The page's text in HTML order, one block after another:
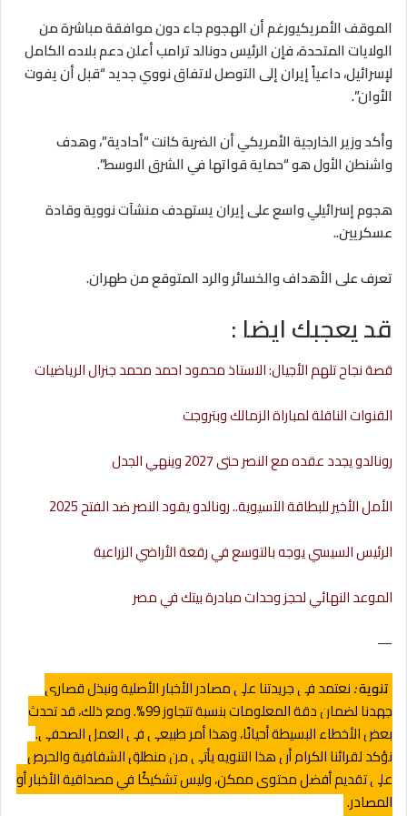
الموقف الأمريكيورغم أن الهجوم جاء دون موافقة مباشرة من
الولايات المتحدة، فإن الرئيس دونالد ترامب أعلن دعم بلاده الكامل
لإسرائيل، داعياً إيران إلى التوصل لاتفاق نووي جديد “قبل أن يفوت
الأوان”.
وأكد وزير الخارجية الأمريكي أن الضربة كانت “أحادية”، وهدف
واشنطن الأول هو “حماية قواتها في الشرق الاوسط”.
هجوم إسرائيلي واسع على إيران يستهدف منشآت نووية وقادة
عسكريين..
تعرف على الأهداف والخسائر والرد المتوقع من طهران.
قد يعجبك ايضا :
قصة نجاح تلهم الأجيال: الاستاذ محمود احمد محمد جنرال الرياضيات
القنوات الناقلة لمباراة الزمالك وبتروجت
رونالدو يجدد عقده مع النصر حتى 2027 وينهي الجدل
الأمل الأخير للبطاقة الآسيوية.. رونالدو يقود النصر ضد الفتح 2025
الرئيس السيسي يوجه بالتوسع في رقعة الأراضي الزراعية
الموعد النهائي لحجز وحدات مبادرة بيتك في مصر
—
تنوية:نعتمد في جريدتنا على مصادر الأخبار الأصلية ونبذل قصارى
جهدنا لضمان دقة المعلومات بنسبة تتجاوز 99%. ومع ذلك، قد تحدث
بعض الأخطاء البسيطة أحيانًا، وهذا أمر طبيعي في العمل الصحفي.
نؤكد لقرائنا الكرام أن هذا التنويه يأتي من منطلق الشفافية والحرص
على تقديم أفضل محتوى ممكن، وليس تشكيكًا في مصداقية الأخبار أو
المصادر.